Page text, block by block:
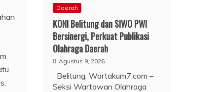
Daerah
KONI Belitung dan SIWO PWI
Bersinergi, Perkuat Publikasi
Olahraga Daerah
Agustus 9, 2026
Belitung, Wartakum7.com –
Seksi Wartawan Olahraga